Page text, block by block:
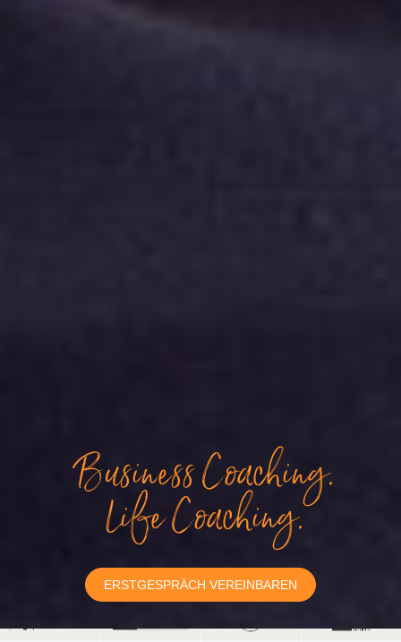
Business Coaching.
Life Coaching.
ERSTGESPRÄCH VEREINBAREN